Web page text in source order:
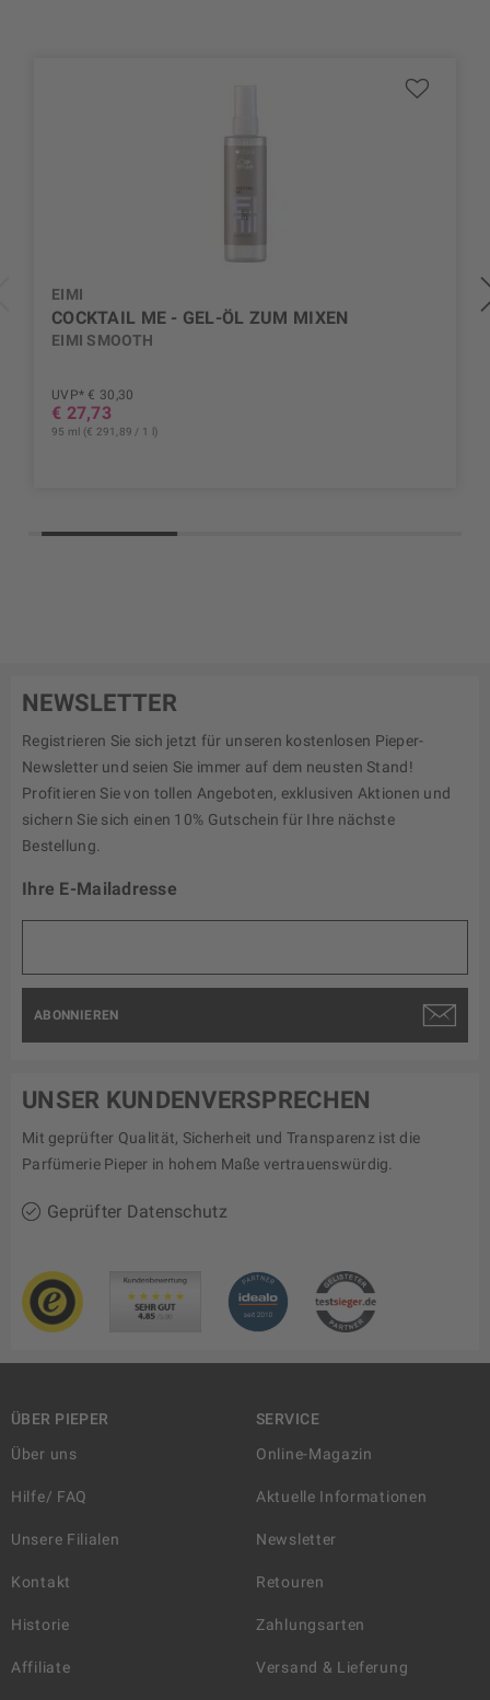
EIMI
COCKTAIL ME - GEL-ÖL ZUM MIXEN
EIMI SMOOTH
UVP* € 30,30
€ 27,73
95 ml (€ 291,89 / 1 l)
NEWSLETTER
Registrieren Sie sich jetzt für unseren kostenlosen Pieper-
Newsletter und seien Sie immer auf dem neusten Stand!
Profitieren Sie von tollen Angeboten, exklusiven Aktionen und
sichern Sie sich einen 10% Gutschein für Ihre nächste
Bestellung.
Ihre E-Mailadresse
ABONNIEREN
UNSER KUNDENVERSPRECHEN
Mit geprüfter Qualität, Sicherheit und Transparenz ist die
Parfümerie Pieper in hohem Maße vertrauenswürdig.
Geprüfter Datenschutz
ÜBER PIEPER
Über uns
Hilfe/ FAQ
Unsere Filialen
Kontakt
Historie
Affiliate
SERVICE
Online-Magazin
Aktuelle Informationen
Newsletter
Retouren
Zahlungsarten
Versand & Lieferung